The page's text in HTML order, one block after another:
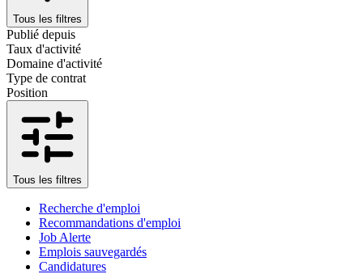
Tous les filtres
Publié depuis
Taux d'activité
Domaine d'activité
Type de contrat
Position
Tous les filtres
Recherche d'emploi
Recommandations d'emploi
Job Alerte
Emplois sauvegardés
Candidatures